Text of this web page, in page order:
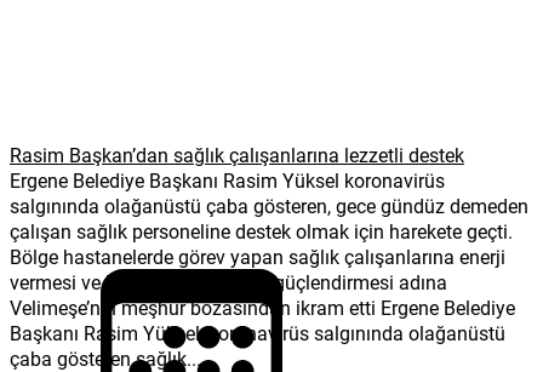
Rasim Başkan’dan sağlık çalışanlarına lezzetli destek
Ergene Belediye Başkanı Rasim Yüksel koronavirüs
salgınında olağanüstü çaba gösteren, gece gündüz demeden
çalışan sağlık personeline destek olmak için harekete geçti.
Bölge hastanelerde görev yapan sağlık çalışanlarına enerji
vermesi ve bağışıklık sistemini güçlendirmesi adına
Velimeşe’nin meşhur bozasından ikram etti Ergene Belediye
Başkanı Rasim Yüksel, koronavirüs salgınında olağanüstü
çaba gösteren sağlık...